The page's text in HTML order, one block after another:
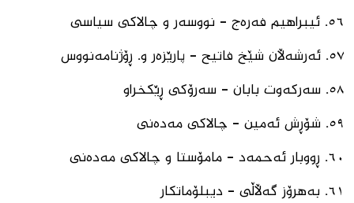
٥٦. ئیبراهیم فەرەج - نووسەر و چالاكی سیاسی
٥٧. ئەرشەڵان شێخ فاتیح - پارێزەر و. ڕۆژنامەنووس
٥٨. سەركەوت بابان - سەرۆكی ڕێكخراو
٥٩. شۆڕش ئەمین - چالاكی مەدەنی
٦٠. ⁠ڕووبار ئەحمەد - مامۆستا و چالاكی مەدەنی
٦١. ⁠بەهرۆز گەڵاڵی - دیبلۆماتكار